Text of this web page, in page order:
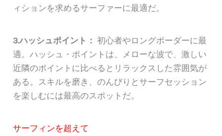
ィションを求めるサーファーに最適だ。
3.ハッシュポイント： 初心者やロングボーダーに最
適。ハッシュ・ポイントは、メローな波で、激しい
近隣のポイントに比べるとリラックスした雰囲気が
ある。スキルを磨き、のんびりとサーフセッション
を楽しむには最高のスポットだ。
サーフィンを超えて